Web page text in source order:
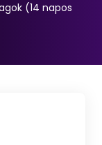
(14 napos